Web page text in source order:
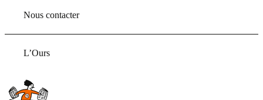
Nous contacter
L’Ours